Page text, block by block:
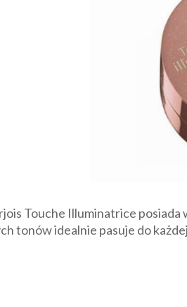
Touche Illuminatrice
tonów idealnie pasuje do